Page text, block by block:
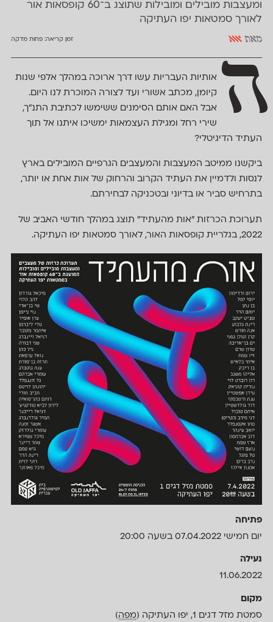
ומעצבות מובילים ומובילות שתוצג ב־60 קופסאות אור
לאורך סמטאות יפו העתיקה
מאת אאא זמן קריאה:פחות מדקה
ה
אותיות העבריות עשו דרך ארוכה במהלך אלפי שנות
קיומן, מכתב אשורי ועד לצורה המוכרת לנו היום.
אבל האם אותם הסימנים ששימשו לכתיבת התנ"ך,
שירי רחל ומגילת העצמאות ימשיכו איתנו אל תוך
העתיד הדיגיטלי?
ביקשנו ממיטב המעצבות והמעצבים הגרפיים המובילים בארץ
לנסות ולדמיין את העתיד הקרוב והרחוק של אות אחת או יותר,
בתרחיש סביר או בדיוני ובטכניקה לבחירתם.
תערוכת הכרזות ״אות מהעתיד״ תוצג במהלך חודשי האביב של
2022, בגלריית קופסאות האור, לאורך סמטאות יפו העתיקה.
פתיחה
יום חמישי 07.04.2022 בשעה 20:00
נעילה
11.06.2022
מקום
סמטת מזל דגים 1, יפו העתיקה (
מפה)